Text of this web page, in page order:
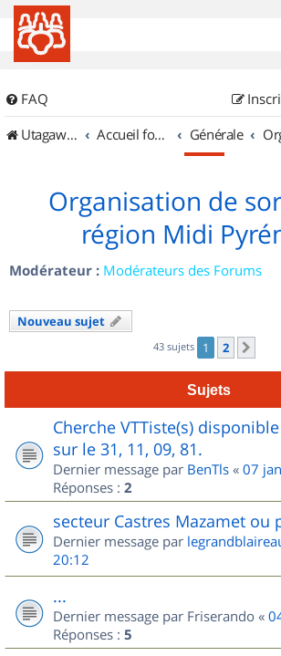
FAQ
UtagawaVTT (Randos VTT et VTTAE avec traces GPS)
Accueil forum Générale
Organisation de
région Midi
Modérateur : Modérateurs des Forums
Nouveau sujet
43 sujets 1 2
Sujets
Cherche VTTiste(s)
sur le 31, 11, 09, 81.
Dernier message par BenTls « 07
Réponses : 2
secteur Castres Mazamet ou
Dernier message par
20:12
...
Dernier message par Friserando «
Réponses : 5